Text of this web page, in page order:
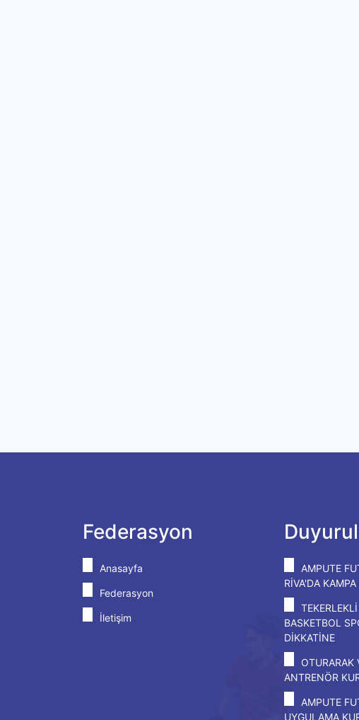
Federasyon
Anasayfa
Federasyon
İletişim
AMPUTE
RİVA'DA KAMPA
BASKETBOL
DİKKATİNE
OTURARAK
ANTRENÖR
AMPUTE
UYGULAMA